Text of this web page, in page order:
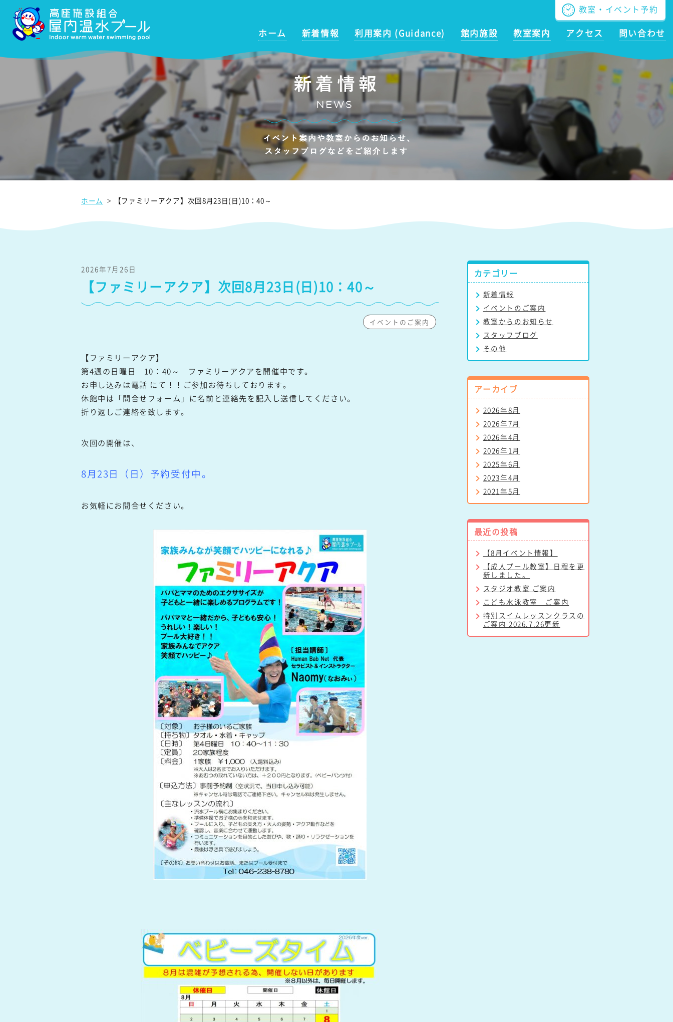
ホーム 新着情報 利用案内 (Guidance) 館内施設 教室案内 アクセス 問い合わせ
教室・イベント予約
ホーム 【ファミリーアクア】次回8月23日(日)10：40～
2026年7月26日
【ファミリーアクア】次回8月23日(日)10：40～
イベントのご案内
【ファミリーアクア】
第4週の日曜日 10：40～ ファミリーアクアを開催中です。
お申し込みは電話 にて！！ご参加お待ちしております。
休館中は「問合せフォーム」に名前と連絡先を記入し送信してください。
折り返しご連絡を致します。
次回の開催は、
8月23日 （日）予約受付中。
お気軽にお問合せください。
カテゴリー
新着情報
イベントのご案内
教室からのお知らせ
スタッフブログ
その他
アーカイブ
2026年8月
2026年7月
2026年4月
2026年1月
2025年6月
2023年4月
2021年5月
最近の投稿
【8月イベント情報】
【成人プール教室】日程を更
新しました。
スタジオ教室 ご案内
こども水泳教室 ご案内
特別スイムレッスンクラスの
ご案内 2026.7.26更新